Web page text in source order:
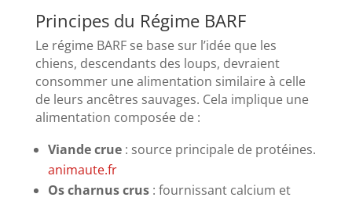
Principes du Régime BARF
Le régime BARF se base sur l’idée que les
chiens, descendants des loups, devraient
consommer une alimentation similaire à celle
de leurs ancêtres sauvages. Cela implique une
alimentation composée de :
Viande crue: source principale de protéines.
animaute.fr
Os charnus crus: fournissant calcium et